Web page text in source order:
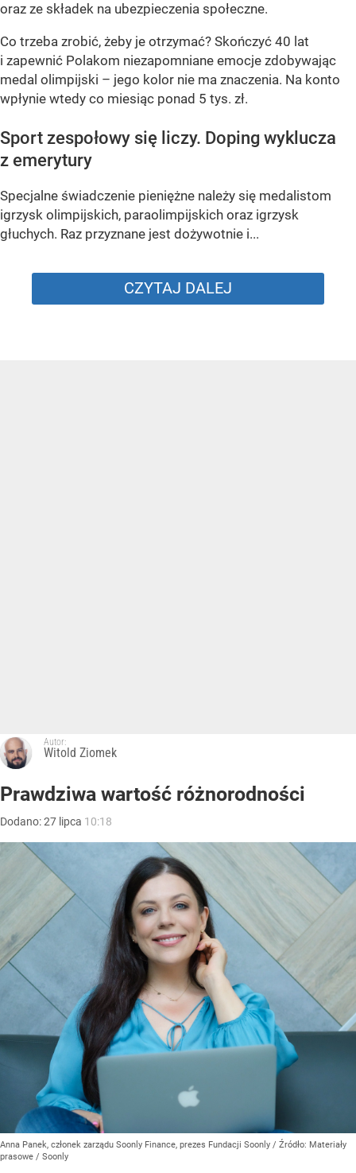
oraz ze składek na ubezpieczenia społeczne.
Co trzeba zrobić, żeby je otrzymać? Skończyć 40 lat
i zapewnić Polakom niezapomniane emocje zdobywając
medal olimpijski – jego kolor nie ma znaczenia. Na konto
wpłynie wtedy co miesiąc ponad 5 tys. zł.
Sport zespołowy się liczy. Doping wyklucza
z emerytury
Specjalne świadczenie pieniężne należy się medalistom
igrzysk olimpijskich, paraolimpijskich oraz igrzysk
głuchych. Raz przyznane jest dożywotnie i...
CZYTAJ DALEJ
Autor:
Witold Ziomek
Prawdziwa wartość różnorodności
Dodano:27 lipca 10:18
Anna Panek, członek zarządu Soonly Finance, prezes Fundacji Soonly / Źródło: Materiały
prasowe / Soonly